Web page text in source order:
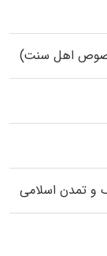
اهل سنت)
و تمدن اسلامی